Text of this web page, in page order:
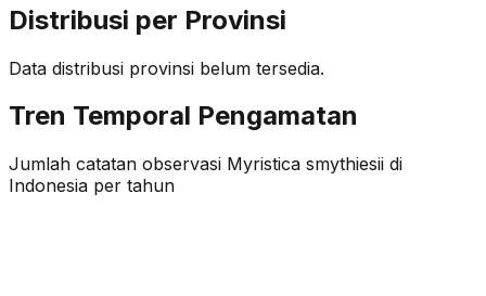
Distribusi per Provinsi
Data distribusi provinsi belum tersedia.
Tren Temporal Pengamatan
Jumlah catatan observasi Myristica smythiesii di
Indonesia per tahun